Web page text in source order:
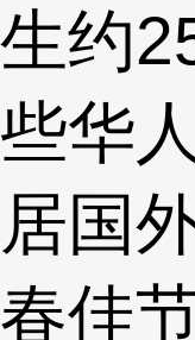
生约
些华
居国
春佳